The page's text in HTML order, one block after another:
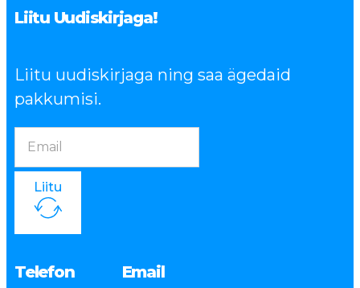
Liitu Uudiskirjaga!
Liitu uudiskirjaga ning saa ägedaid
pakkumisi.
Liitu
Telefon Email